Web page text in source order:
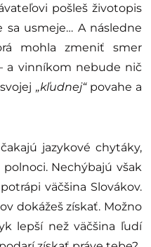
pošleš životopis
sa usmeje… A následne
mohla zmeniť smer
a vinníkom nebude nič
„kľudnej“ povahe a
jazykové chytáky,
Nechýbajú však
väčšina Slovákov.
dokážeš získať. Možno
lepší než väčšina ľudí